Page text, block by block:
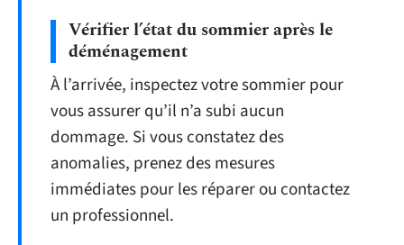
Vérifier l’état du sommier après le
déménagement
À l’arrivée, inspectez votre sommier pour
vous assurer qu’il n’a subi aucun
dommage. Si vous constatez des
anomalies, prenez des mesures
immédiates pour les réparer ou contactez
un professionnel.